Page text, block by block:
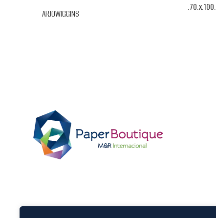
ARJOWIGGINS
.70.x.100.